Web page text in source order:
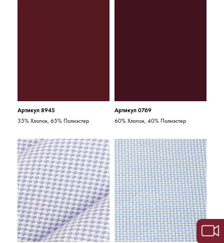
Артикул 8945
35% Хлопок, 65% Полиэстер
Артикул 0769
60% Хлопок, 40% Полиэстер